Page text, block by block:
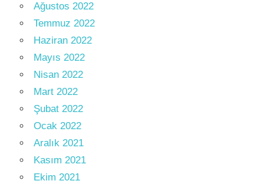
Ağustos 2022
Temmuz 2022
Haziran 2022
Mayıs 2022
Nisan 2022
Mart 2022
Şubat 2022
Ocak 2022
Aralık 2021
Kasım 2021
Ekim 2021